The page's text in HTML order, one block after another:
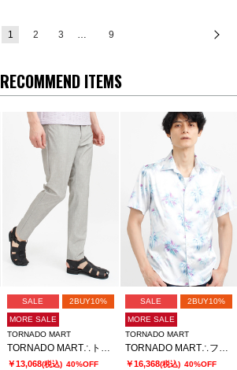
1 2 3 … 9
RECOMMEND ITEMS
SALE 2BUY10%
MORE SALE
TORNADO MART
TORNADO MART∴トゥーンダンドライ5PKパンツ
￥13,068(税込) 40%OFF
SALE 2BUY10%
MORE SALE
TORNADO MART
TORNADO MART∴フラクタルフラワープリント半袖シャツ
￥16,368(税込) 40%OFF